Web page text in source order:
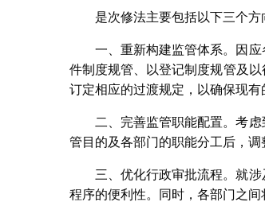
是次修法主要包括以下三个方
一、重新构建监管体系。因
件制度规管、以登记制度规管及
订定相应的过渡规定，以确保现有
二、完善监管职能配置。考
管目的及各部门的职能分工后，调
三、优化行政审批流程。就
程序的便利性。同时，各部门之